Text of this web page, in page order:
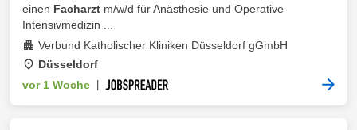
einen Facharzt m/w/d für Anästhesie und Operative
Intensivmedizin ...
Verbund Katholischer Kliniken Düsseldorf gGmbH
Düsseldorf
vor 1 Woche